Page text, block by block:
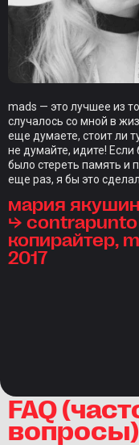
mads — это лучшее из
случалось со мной в
еще думаете, стоит ли
не думайте, идите!
было стереть память и
еще раз, я бы это
мария
⮡ contrapunto
копирайтер,
2017
FAQ
вопросы)